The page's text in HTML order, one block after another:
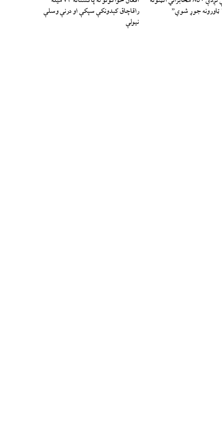
راقاچاق کېدونکې سپکې او درنې وسلې
نیولې